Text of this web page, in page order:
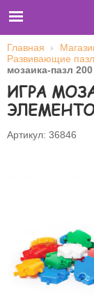
Главная
Футболки
Толстовки
Лонгсливы
Пароль
Главная
Развивающие
мозаика-пазл
ИГРА
Артикул: 36846